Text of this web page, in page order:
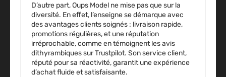
D’autre part, Oups Model ne mise pas que sur la
diversité. En effet, l’enseigne se démarque avec
des avantages clients soignés : livraison rapide,
promotions régulières, et une réputation
irréprochable, comme en témoignent les avis
dithyrambiques sur Trustpilot. Son service client,
réputé pour sa réactivité, garantit une expérience
d’achat fluide et satisfaisante.